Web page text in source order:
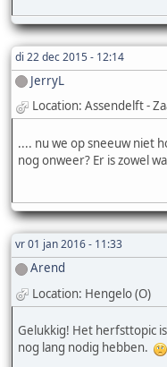
di 22 dec 2015 - 12:14
JerryL
Location: Assendelft -
.... nu we op sneeuw niet
nog onweer? Er is zowel
vr 01 jan 2016 - 11:33
Arend
Location: Hengelo (O)
Gelukkig! Het herfsttopic
nog lang nodig hebben.